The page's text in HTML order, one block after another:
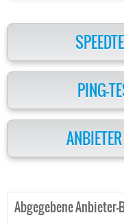
PING-
ANBIETER
Abgegebene